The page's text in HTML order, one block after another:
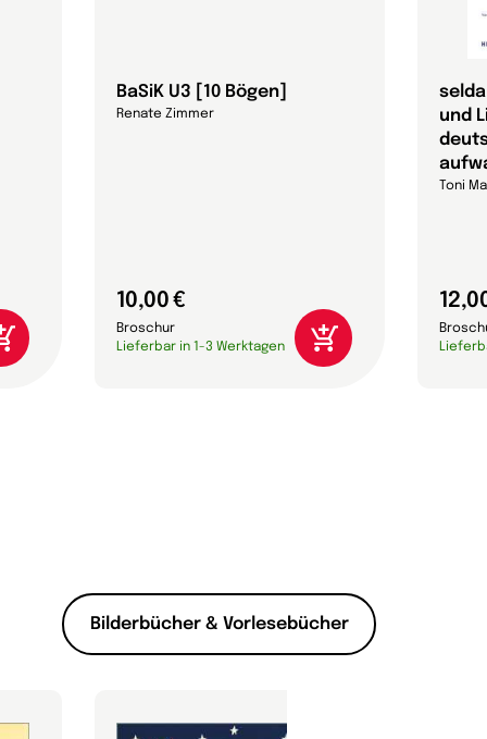
BaSiK U3 [10 Bögen]
Renate Zimmer
10,00 €
Broschur
Lieferbar in 1-3 Werktagen
und
Toni
Bilderbücher & Vorlesebücher